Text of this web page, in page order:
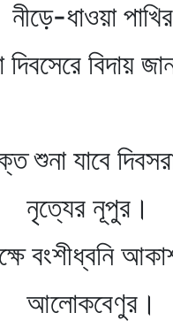
পাখির
বিদায়
শুনা যাবে
নূপুর।
বংশীধ্বনি